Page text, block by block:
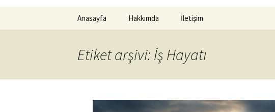
Anasayfa Hakkımda İletişim
Etiket arşivi: İş Hayatı